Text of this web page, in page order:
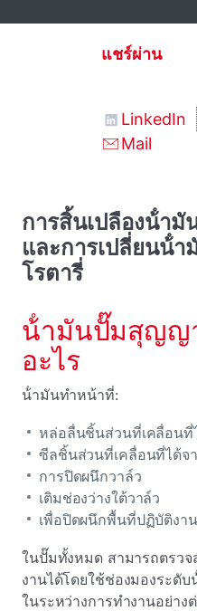
แชร์ผ่าน
LinkedIn
Mail
การสิ้นเปลืองน้ํามั
และการเปลี่ยนน้ํ
โรตารี่
น้ํามันปั๊มสุญญ
อะไร
น้ํามันทําหน้าที่:
หล่อลื่นชิ้นส่วนที่เคลื่อนที่
ซีลชิ้นส่วนที่เคลื่อนที่ได้จ
การปิดผนึกวาล์ว
เติมช่องว่างใต้วาล์ว
เพื่อปิดผนึกพื้นที่ปฏิบัติงา
ในปั๊มทั้งหมด สามารถตรว
งานได้โดยใช้ช่องมองระดับ
ในระหว่างการทํางานอย่าง